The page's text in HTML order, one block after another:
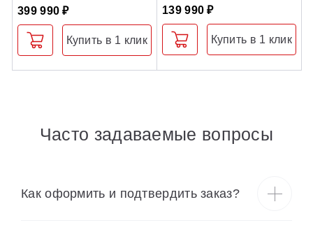
399 990 ₽
Купить в 1 клик
139 990 ₽
Купить в 1 клик
Часто задаваемые вопросы
Как оформить и подтвердить заказ?